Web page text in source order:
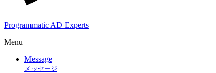
Programmatic AD Experts
Menu
Message
メッセージ